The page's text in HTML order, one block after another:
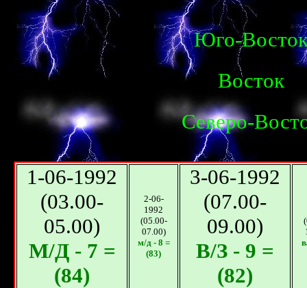
Юго-
Восток
Северо-
1-06-1992
(03.00-
05.00)
М/Д - 7 =
(84)
2-06-
1992
(05.00-
07.00)
м/д - 8 =
(83)
3-06-1992
(07.00-
09.00)
В/З - 9 =
(82)